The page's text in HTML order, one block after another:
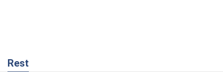
Rest